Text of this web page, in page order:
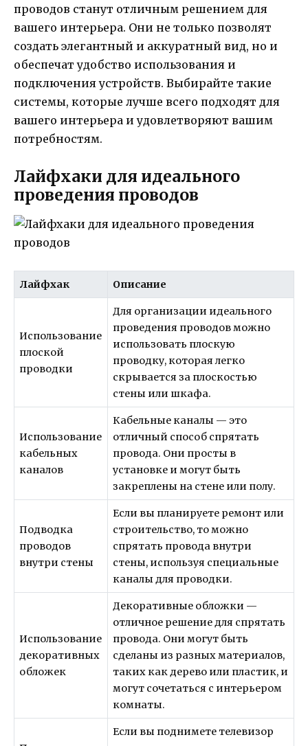
проводов станут отличным решением для
вашего интерьера. Они не только позволят
создать элегантный и аккуратный вид, но и
обеспечат удобство использования и
подключения устройств. Выбирайте такие
системы, которые лучше всего подходят для
вашего интерьера и удовлетворяют вашим
потребностям.
Лайфхаки для идеального
проведения проводов
Лайфхак Описание
Использование
плоской
проводки
Для организации идеального
проведения проводов можно
использовать плоскую
проводку, которая легко
скрывается за плоскостью
стены или шкафа.
Использование
кабельных
каналов
Кабельные каналы — это
отличный способ спрятать
провода. Они просты в
установке и могут быть
закреплены на стене или полу.
Подводка
проводов
внутри стены
Если вы планируете ремонт или
строительство, то можно
спрятать провода внутри
стены, используя специальные
каналы для проводки.
Использование
декоративных
обложек
Декоративные обложки —
отличное решение для спрятать
провода. Они могут быть
сделаны из разных материалов,
таких как дерево или пластик, и
могут сочетаться с интерьером
комнаты.
Если вы поднимете телевизор